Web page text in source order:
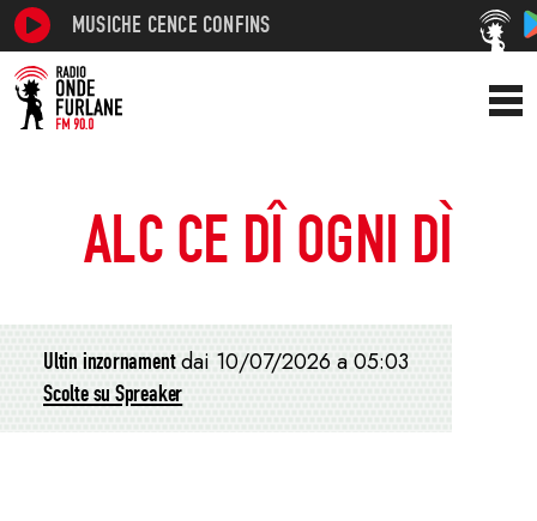
MUSICHE CENCE CONFINS
ALC CE DÎ OGNI DÌ
Ultin inzornament dai 10/07/2026 a 05:03
Scolte su Spreaker